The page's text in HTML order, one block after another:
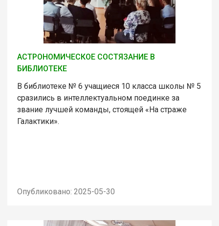
АСТРОНОМИЧЕСКОЕ СОСТЯЗАНИЕ В
БИБЛИОТЕКЕ
В библиотеке № 6 учащиеся 10 класса школы № 5
сразились в интеллектуальном поединке за
звание лучшей команды, стоящей «На страже
Галактики».
Опубликовано: 2025-05-30